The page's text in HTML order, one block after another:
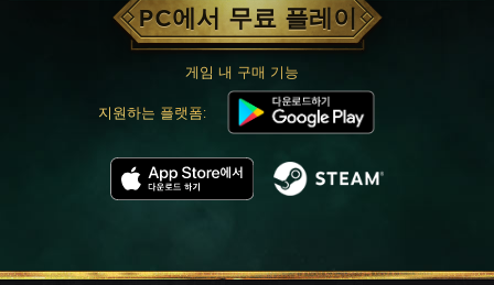
PC에서 무료 플레이
게임 내 구매 기능
지원하는 플랫폼: